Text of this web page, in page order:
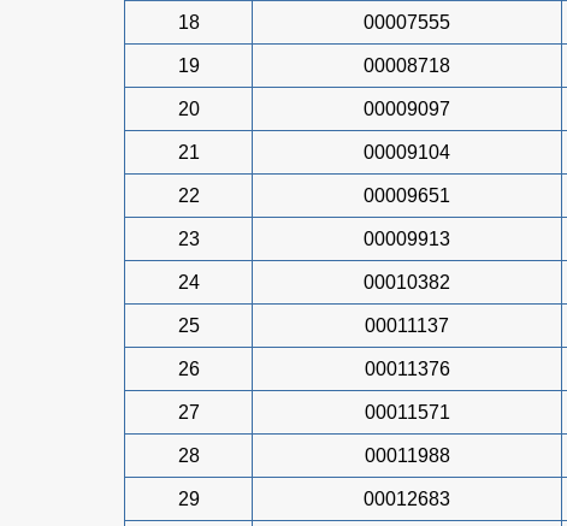
18 00007555
19 00008718
20 00009097
21 00009104
22 00009651
23 00009913
24 00010382
25 00011137
26 00011376
27 00011571
28 00011988
29 00012683